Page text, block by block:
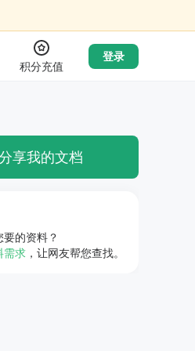
积分充值
登录
享我的文档
要的资料？
需求 ，让网友帮您查找。